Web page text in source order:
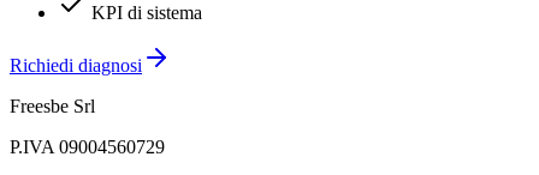
KPI di sistema
Richiedi diagnosi
Freesbe Srl
P.IVA 09004560729